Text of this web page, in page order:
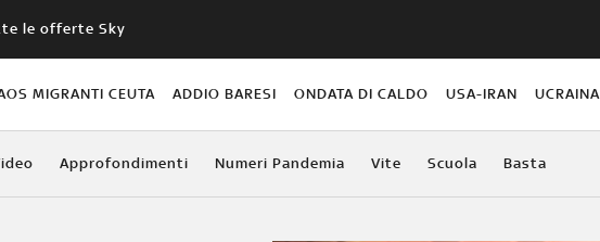
le offerte Sky
MIGRANTI CEUTA ADDIO BARESI ONDATA DI CALDO USA-IRAN UCRAINA
Approfondimenti Numeri Pandemia Vite Scuola Basta